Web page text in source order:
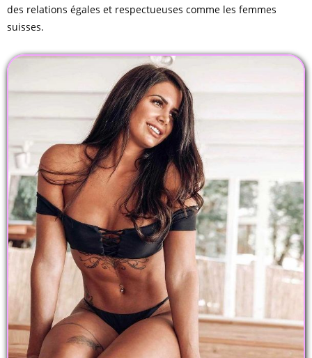
des relations égales et respectueuses comme les femmes
suisses.